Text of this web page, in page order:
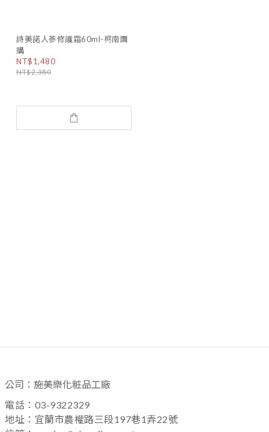
詩美諾人蔘修護霜60ml-柯南團
購
NT$1,480
NT$2,380
公司：施美樂化粧品工廠
電話：03-9322329
地址：宜蘭市農權路三段197巷1弄22號